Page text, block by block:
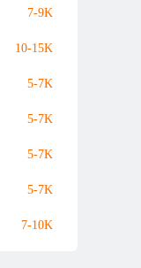
7-9K
10-15K
5-7K
5-7K
5-7K
5-7K
7-10K